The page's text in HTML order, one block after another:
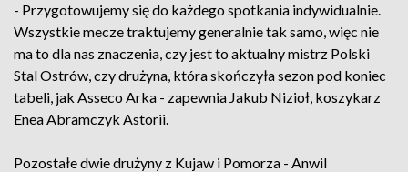
- Przygotowujemy się do każdego spotkania indywidualnie.
Wszystkie mecze traktujemy generalnie tak samo, więc nie
ma to dla nas znaczenia, czy jest to aktualny mistrz Polski
Stal Ostrów, czy drużyna, która skończyła sezon pod koniec
tabeli, jak Asseco Arka - zapewnia Jakub Nizioł, koszykarz
Enea Abramczyk Astorii.
Pozostałe dwie drużyny z Kujaw i Pomorza - Anwil